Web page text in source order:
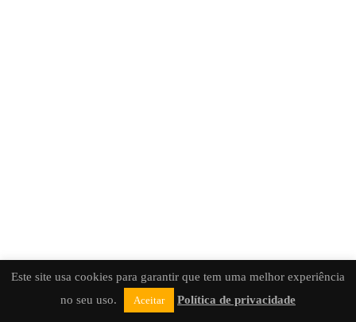
Este site usa cookies para garantir que tem uma melhor experiência
no seu uso.
Aceitar Política de privacidade